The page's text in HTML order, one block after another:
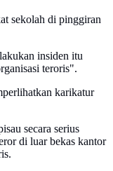
sekolah di pinggiran
insiden itu
teroris".
karikatur
secara serius
di luar bekas kantor